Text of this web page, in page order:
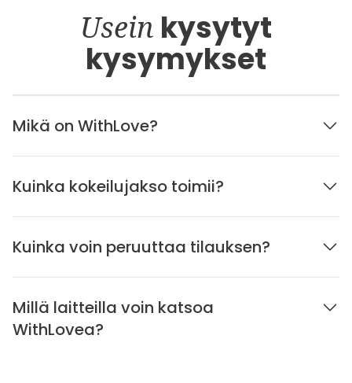
Usein kysytyt
kysymykset
Mikä on WithLove?
Kuinka kokeilujakso toimii?
Kuinka voin peruuttaa tilauksen?
Millä laitteilla voin katsoa
WithLovea?